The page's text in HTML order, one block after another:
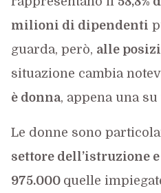
milioni di dipendenti
guarda, però, alle
situazione cambia
è donna, appena una su
Le donne sono
settore dell’istruzione
975.000 quelle